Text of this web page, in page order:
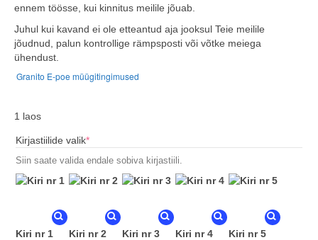
ennem töösse, kui kinnitus meilile jõuab.
Juhul kui kavand ei ole etteantud aja jooksul Teie meilile
jõudnud, palun kontrollige rämpsposti või võtke meiega
ühendust.
Granito E-poe müügitingimused
1 laos
Kirjastiilide valik*(required)
Siin saate valida endale sobiva kirjastiili.
Kiri nr 1 Kiri nr 2 Kiri nr 3 Kiri nr 4 Kiri nr 5